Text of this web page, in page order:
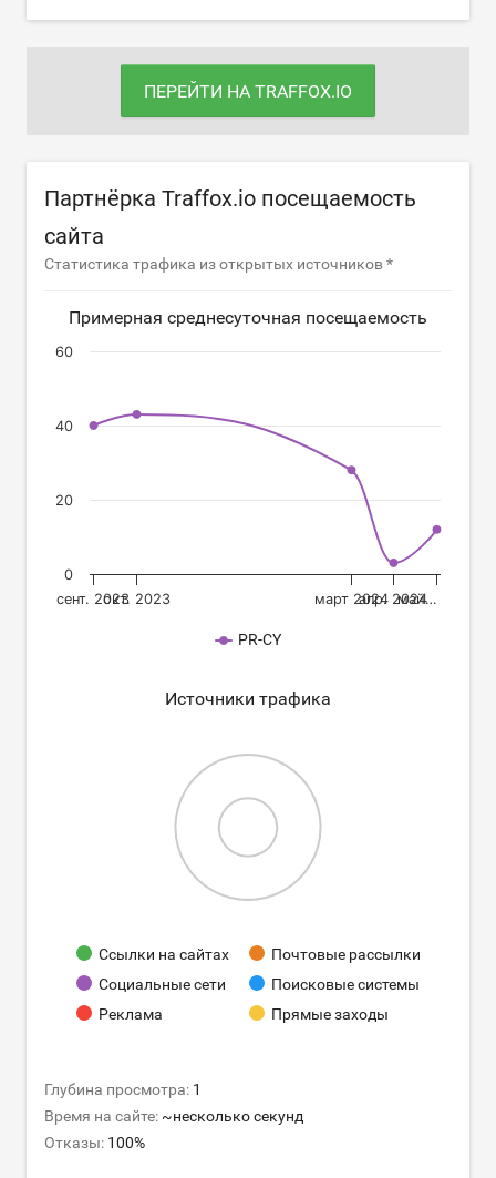
ПЕРЕЙТИ НА TRAFFOX.IO
Партнёрка Traffox.io посещаемость
сайта
Статистика трафика из открытых источников *
Примерная среднесуточная посещаемость
PR-CY
сент. 2023окт. 2023 март 2024апр. 2024
май…
0
20
40
60
Источники трафика
Ссылки на сайтах
Почтовые рассылки
Социальные сети
Поисковые системы
Реклама
Прямые заходы
Глубина просмотра: 1
Время на сайте: ~несколько секунд
Отказы: 100%